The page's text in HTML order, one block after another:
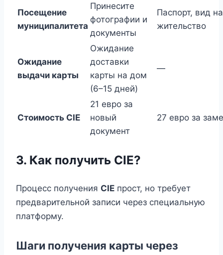
Посещение
муниципалитета
Принесите
фотографии и
документы
Паспорт, вид на
жительство
Ожидание
выдачи карты
Ожидание
доставки
карты на дом
(6–15 дней)
—
Стоимость CIE
21 евро за
новый
документ
27 евро за
3. Как получить CIE?
Процесс получения CIE прост, но требует
предварительной записи через специальную
платформу.
Шаги получения карты через